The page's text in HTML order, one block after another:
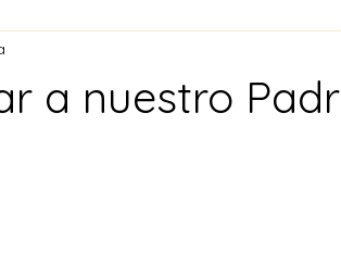
a nuestro